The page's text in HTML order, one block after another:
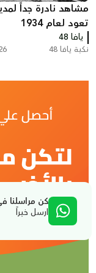
كن مراسلنا
ارسل خبراً
مشاهد نادرة جداً
تعود لعام 1934
يافا 48
نكبة يافا 48